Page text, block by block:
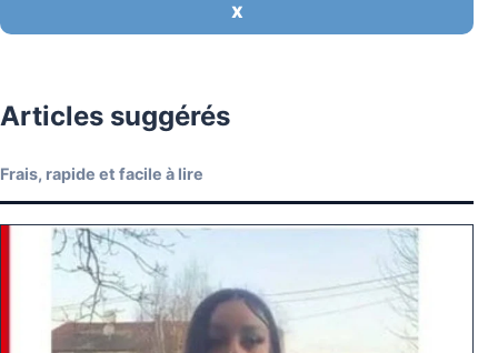
X
Articles suggérés
Frais, rapide et facile à lire